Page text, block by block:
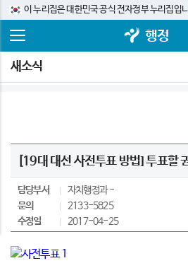
이 누리집은 대한민국 공식 전자정부 누리집입
행정
새소식
[19대 대선 사전투표 방법] 투표할
담당부서
자치행정과
문의
2133-5825
수정일
2017-04-25